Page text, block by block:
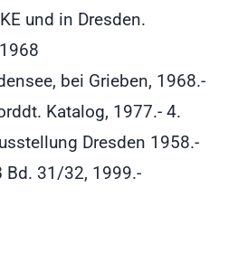
und in Dresden.
1968
bei Grieben, 1968.-
Katalog, 1977.- 4.
Dresden 1958.-
Bd. 31/32, 1999.-